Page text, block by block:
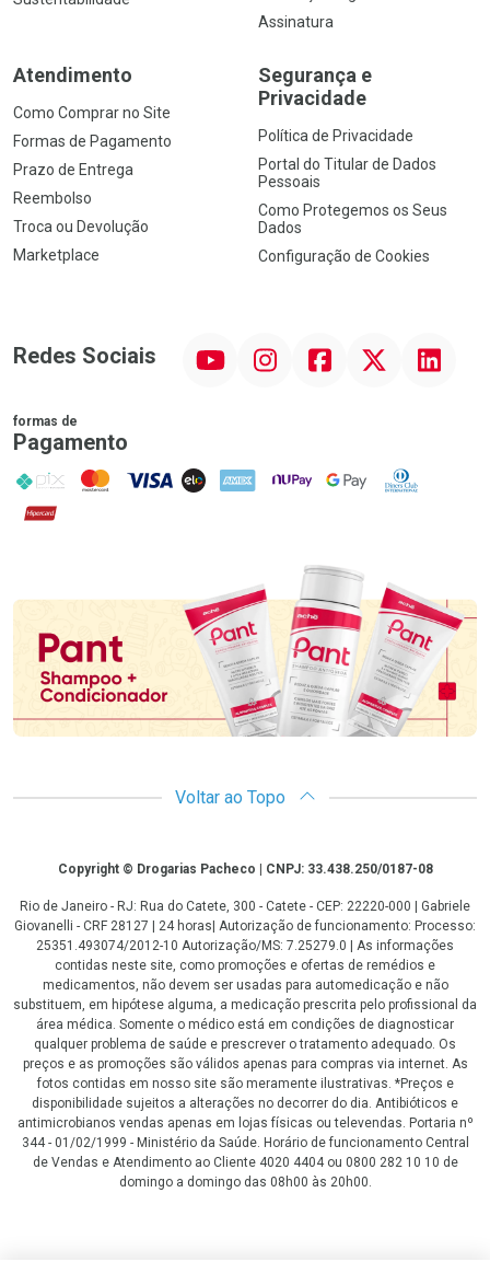
Assinatura
Atendimento
Como Comprar no Site
Formas de Pagamento
Prazo de Entrega
Reembolso
Troca ou Devolução
Marketplace
Segurança e
Privacidade
Política de Privacidade
Portal do Titular de Dados
Pessoais
Como Protegemos os Seus
Dados
Configuração de Cookies
Redes Sociais InstagramFacebookTwitter Linkedin
formas de
Pagamento
PIX MasterCard
VISA ELO AMEX NuPay Google PayDiners Club
Hipercard
Promoção em Destaque
Voltar ao Topo
CopyrightCopyright © Drogarias Pacheco | CNPJ: 33.438.250/0187-08
Rio de Janeiro - RJ: Rua do Catete, 300 - Catete - CEP: 22220-000 | Gabriele
Giovanelli - CRF 28127 | 24 horas| Autorização de funcionamento: Processo:
25351.493074/2012-10 Autorização/MS: 7.25279.0 | As informações
contidas neste site, como promoções e ofertas de remédios e
medicamentos, não devem ser usadas para automedicação e não
substituem, em hipótese alguma, a medicação prescrita pelo profissional da
área médica. Somente o médico está em condições de diagnosticar
qualquer problema de saúde e prescrever o tratamento adequado. Os
preços e as promoções são válidos apenas para compras via internet. As
fotos contidas em nosso site são meramente ilustrativas. *Preços e
disponibilidade sujeitos a alterações no decorrer do dia. Antibióticos e
antimicrobianos vendas apenas em lojas físicas ou televendas. Portaria nº
344 - 01/02/1999 - Ministério da Saúde. Horário de funcionamento Central
de Vendas e Atendimento ao Cliente 4020 4404 ou 0800 282 10 10 de
domingo a domingo das 08h00 às 20h00.